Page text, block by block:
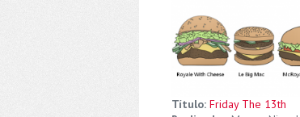
Título: Friday The 13th